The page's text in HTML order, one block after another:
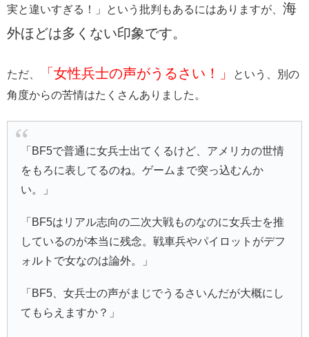
実と違いすぎる！」という批判もあるにはありますが、 海
外ほどは多くない印象です。
ただ、 「女性兵士の声がうるさい！」
という、別の
角度からの苦情はたくさんありました。
「BF5で普通に女兵士出てくるけど、アメリカの世情
をもろに表してるのね。ゲームまで突っ込むんか
い。」
「BF5はリアル志向の二次大戦ものなのに女兵士を推
しているのが本当に残念。戦車兵やパイロットがデフ
ォルトで女なのは論外。」
「BF5、女兵士の声がまじでうるさいんだが大概にし
てもらえますか？」